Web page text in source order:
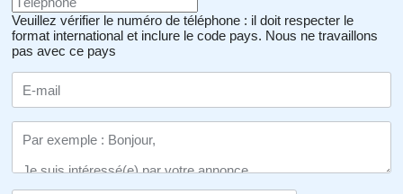
Veuillez vérifier le numéro de téléphone : il doit respecter le
format international et inclure le code pays. Nous ne travaillons
pas avec ce pays